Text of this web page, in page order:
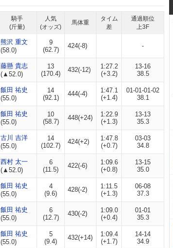
騎手
(斤量)
人気
(オッズ)
馬体重
タイム
差
通過順位
上3F
熊沢 重文
(58.0)
9
(62.7)
424(-8) -
藤懸 貴志
(▲52.0)
13
(170.4)
432(-12)
1:27.2
(+3.2)
13-16
38.5
飯田 祐史
(55.0)
14
(92.1)
444(-4)
1:47.1
(+1.4)
01-01-01-02
38.1
飯田 祐史
(55.0)
10
(58.7)
448(+24)
1:22.9
(+1.3)
13-13
35.3
古川 吉洋
(55.0)
14
(102.7)
424(+2)
1:47.8
(+0.7)
03-03
34.8
西村 太一
(▲52.0)
6
(11.5)
422(-6)
1:09.6
(+0.8)
13-15
35.0
飯田 祐史
(55.0)
4
(9.6)
428(-2)
1:11.5
(+1.3)
06-08
37.3
飯田 祐史
(55.0)
6
(12.7)
430(-2)
1:09.0
(+0.4)
01-01
35.3
飯田 祐史
(55.0)
5
(9.4)
432(+14)
1:09.4
(+1.7)
14-14
34.9